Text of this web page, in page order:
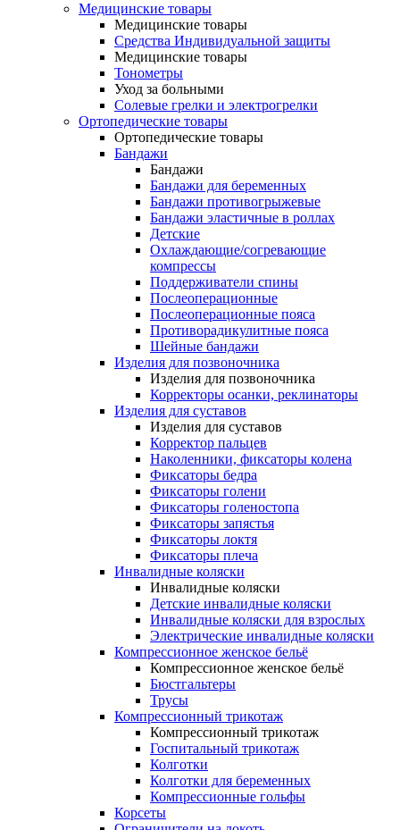
Медицинские товары
Медицинские товары
Средства Индивидуальной защиты
Медицинские товары
Тонометры
Уход за больными
Солевые грелки и электрогрелки
Ортопедические товары
Ортопедические товары
Бандажи
Бандажи
Бандажи для беременных
Бандажи противогрыжевые
Бандажи эластичные в роллах
Детские
Охлаждающие/согревающие
компрессы
Поддерживатели спины
Послеоперационные
Послеоперационные пояса
Противорадикулитные пояса
Шейные бандажи
Изделия для позвоночника
Изделия для позвоночника
Корректоры осанки, реклинаторы
Изделия для суставов
Изделия для суставов
Корректор пальцев
Наколенники, фиксаторы колена
Фиксаторы бедра
Фиксаторы голени
Фиксаторы голеностопа
Фиксаторы запястья
Фиксаторы локтя
Фиксаторы плеча
Инвалидные коляски
Инвалидные коляски
Детские инвалидные коляски
Инвалидные коляски для взрослых
Электрические инвалидные коляски
Компрессионное женское бельё
Компрессионное женское бельё
Бюстгальтеры
Трусы
Компрессионный трикотаж
Компрессионный трикотаж
Госпитальный трикотаж
Колготки
Колготки для беременных
Компрессионные гольфы
Корсеты